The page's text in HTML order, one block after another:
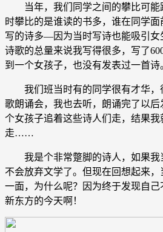
当年，我们同学之间的攀比可能
时攀比的是谁读的书多，谁在同学
写的诗多—因为当时写诗也能吸引女
诗歌的总量来说我写得很多，写了
到一个女孩子，也没有发表过一首诗
我们班当时有的同学很有才华，
歌朗诵会，我也去听，朗诵完了以后
个女孩子追着这些诗人们走，结果
走……
我是个非常蹩脚的诗人，如果我
不会放弃文学了。但现在回想起来
一面，为什么呢？因为终于发现自
新东方的今天啊！